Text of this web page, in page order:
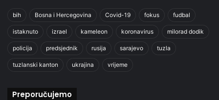
bih Bosna i Hercegovina Covid-19 fokus fudbal
istaknuto izrael kameleon koronavirus milorad dodik
policija predsjednik rusija sarajevo tuzla
tuzlanski kanton ukrajina vrijeme
Preporučujemo